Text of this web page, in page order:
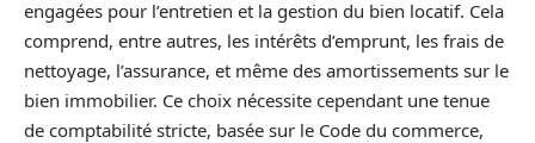
engagées pour l’entretien et la gestion du bien locatif. Cela
comprend, entre autres, les intérêts d’emprunt, les frais de
nettoyage, l’assurance, et même des amortissements sur le
bien immobilier. Ce choix nécessite cependant une tenue
de comptabilité stricte, basée sur le Code du commerce,